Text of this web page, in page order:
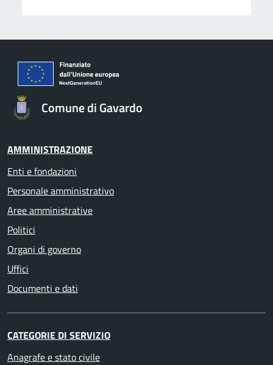
Comune di Gavardo
AMMINISTRAZIONE
Enti e fondazioni
Personale amministrativo
Aree amministrative
Politici
Organi di governo
Uffici
Documenti e dati
CATEGORIE DI SERVIZIO
Anagrafe e stato civile